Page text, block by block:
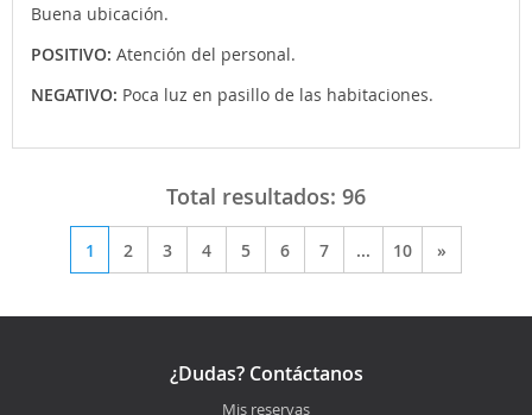
Buena ubicación.
POSITIVO: Atención del personal.
NEGATIVO: Poca luz en pasillo de las habitaciones.
Total resultados: 96
1 2 3 4 5 6 7 ... 10 »
¿Dudas? Contáctanos
Mis reservas